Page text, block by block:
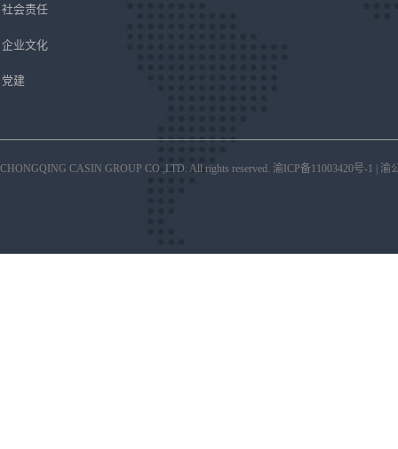
社会责任
企业文化
党建
CHONGQING CASIN GROUP CO.,LTD. All rights reserved. 渝ICP备11003420号-1 渝